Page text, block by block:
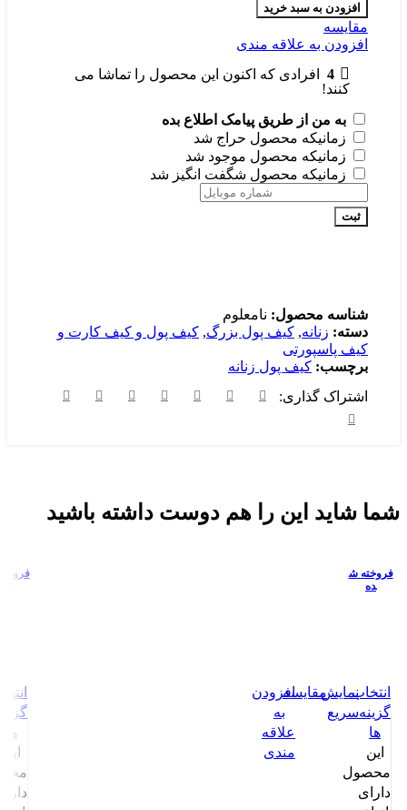
افزودن به سبد خرید
مقايسه
افزودن به علاقه مندی
4
افرادی که اکنون این محصول را تماشا می
کنند!
به من از طریق پیامک اطلاع بده
زمانیکه محصول حراج شد
زمانیکه محصول موجود شد
زمانیکه محصول شگفت انگیز شد
ثبت
شناسه محصول: نامعلوم
دسته: زنانه, کیف پول بزرگ, کیف پول و کیف کارت و
کیف پاسپورتی
برچسب: کیف پول زنانه
اشتراک گذاری:
شما شاید این را هم دوست داشته باشید
فروخته ش
ده
انتخاب
گزینه
ها
این
محصول
دارای
نمایش
سریع
مقايسهافزودن
به
علاقه
مندی
ها
این